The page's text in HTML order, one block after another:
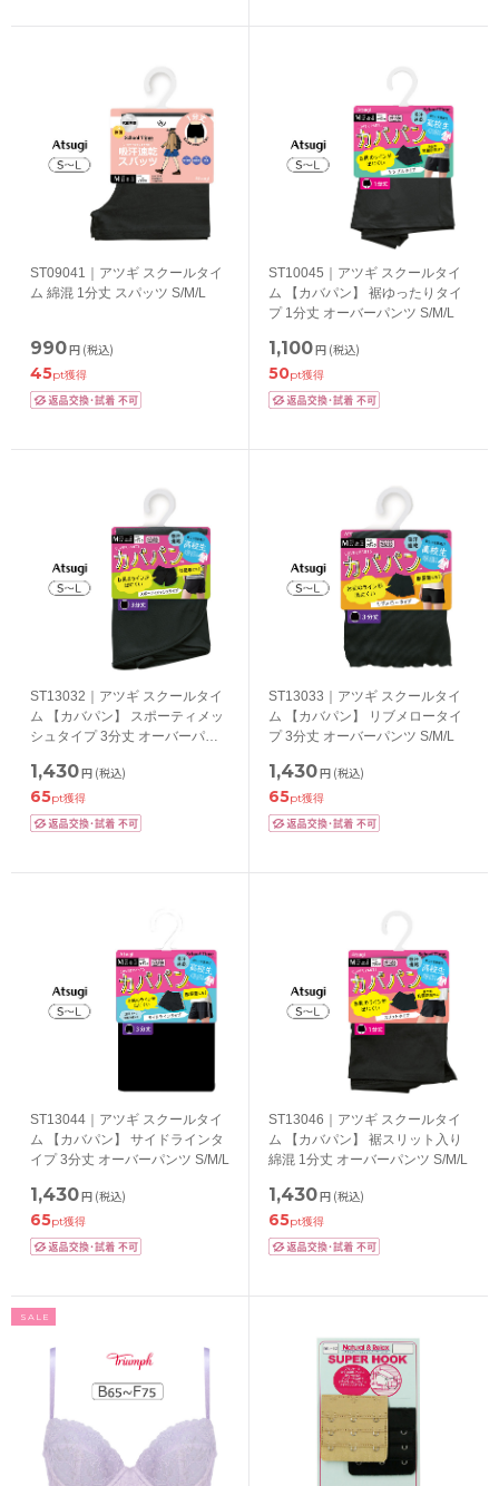
ST09041｜アツギ スクールタイ
ム 綿混 1分丈 スパッツ S/M/L
990円 (税込)
45pt獲得
ST10045｜アツギ スクールタイ
ム 【カバパン】 裾ゆったりタイ
プ 1分丈 オーバーパンツ S/M/L
1,100円 (税込)
50pt獲得
ST13032｜アツギ スクールタイ
ム 【カバパン】 スポーティメッ
シュタイプ 3分丈 オーバーパン
1,430円 (税込)
65pt獲得
ST13033｜アツギ スクールタイ
ム 【カバパン】 リブメロータイ
プ 3分丈 オーバーパンツ S/M/L
1,430円 (税込)
65pt獲得
ST13044｜アツギ スクールタイ
ム 【カバパン】 サイドラインタ
イプ 3分丈 オーバーパンツ S/M/L
1,430円 (税込)
65pt獲得
ST13046｜アツギ スクールタイ
ム 【カバパン】 裾スリット入り
綿混 1分丈 オーバーパンツ S/M/L
1,430円 (税込)
65pt獲得
SALE